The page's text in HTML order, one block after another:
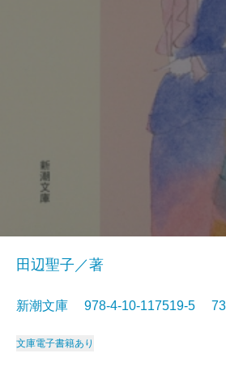
田辺聖子／著
新潮文庫 978-4-10-117519-5
文庫電子書籍あり